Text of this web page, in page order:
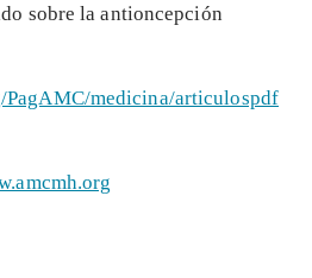
sobre la antioncepción
PagAMC/medicina/articulospdf